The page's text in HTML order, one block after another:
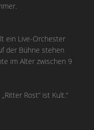
ein Live-Orchester
der Bühne stehen
im Alter zwischen 9
Rost“ ist Kult.“